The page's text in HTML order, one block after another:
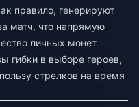
правило, генерируют
матч, что напрямую
личных монет
гибки в выборе героев,
стрелков на время